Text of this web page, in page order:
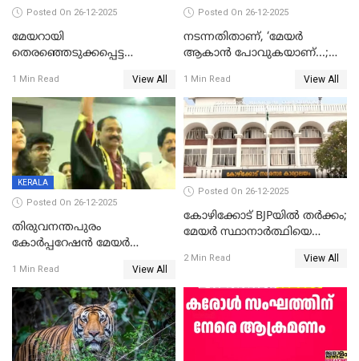
Posted On 26-12-2025
മേയറായി
തെരഞ്ഞെടുക്കപ്പെട്ട
ആദ്യ വോട്ട് അസാധു; കണ്ണൂർ
ഡെപ്യൂട്ടി മേയർ സ്ഥാനത്ത്
താഹിറിന് വിജയം
1 Min Read View All
Posted On 26-12-2025
നടന്നതിതാണ്, ‘മേയർ
ആകാൻ പോവുകയാണ്...;
മുഖ്യമന്ത്രിയുടെ ഓഫീസ്
തന്നെ വിശദീകരിയ്ക്കുന്നു;
സത്യമിതാണ്
1 Min Read View All
KERALA
Posted On 26-12-2025
തിരുവനന്തപുരം
കോര്‍പ്പറേഷന്‍ മേയര്‍
ഹൈക്കോടതിയിലേക്ക്;
സത്യപ്രതിജ്ഞ ചടങ്ങില്‍
ചട്ടലംഘനമെന്ന് പാർട്ടി
1 Min Read View All
Posted On 26-12-2025
കോഴിക്കോട് BJPയിൽ തർക്കം;
മേയർ സ്ഥാനാർത്ഥിയെ
2 Min Read View All